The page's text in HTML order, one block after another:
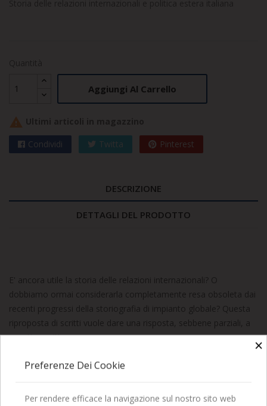
Aggiungi Al Carrello

Condividi Twitta Pinterest
DESCRIZIONE
DETTAGLI DEL PRODOTTO
E' ancora utile la storia delle relazioni internazionali? O
dobbiamo ormai considerarla completamente resa obsoleta dai
recenti progressi della storiografia di impianto globale? Questa
riproposta di scritti vuole dare una risposta, sebbene parziali, a
questi quesiti
×
Preferenze Dei Cookie
Per rendere efficace la navigazione sul nostro sito web